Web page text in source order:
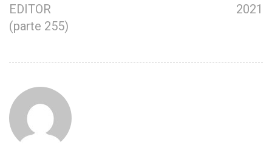
EDITOR
(parte 255)
2021